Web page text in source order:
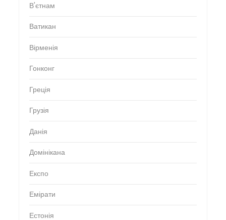
В'єтнам
Ватикан
Вірменія
Гонконг
Греція
Грузія
Данія
Домінікана
Експо
Емірати
Естонія